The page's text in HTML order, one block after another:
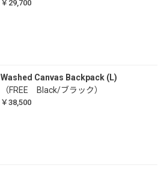
￥29,700
Washed Canvas Backpack (L)
（FREE Black/ブラック）
￥38,500